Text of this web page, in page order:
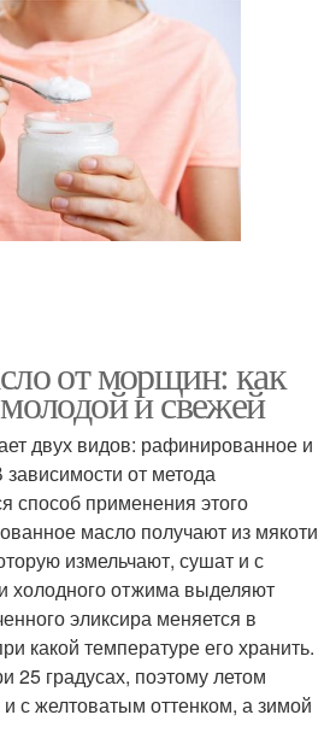
от морщин: как
и свежей
двух видов: рафинированное и
от метода
способ применения этого
масло получают из мякоти
измельчают, сушат и с
холодного отжима выделяют
эликсира меняется в
какой температуре его хранить.
25 градусах, поэтому летом
с желтоватым оттенком, а зимой